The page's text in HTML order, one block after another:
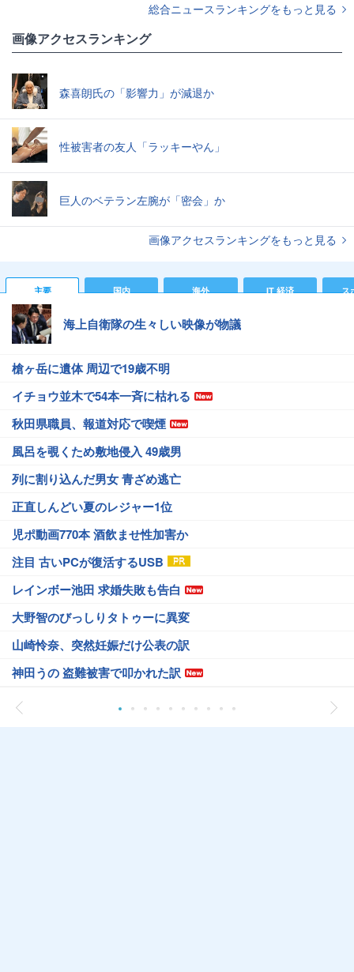
総合ニュースランキングをもっと見る
画像アクセスランキング
森喜朗氏の「影響力」が減退か
性被害者の友人「ラッキーやん」
巨人のベテラン左腕が「密会」か
画像アクセスランキングをもっと見る
主要 国内 海外 IT 経済 ス
海上自衛隊の生々しい映像が物議
槍ヶ岳に遺体 周辺で19歳不明
イチョウ並木で54本一斉に枯れる
秋田県職員、報道対応で喫煙
風呂を覗くため敷地侵入 49歳男
列に割り込んだ男女 青ざめ逃亡
正直しんどい夏のレジャー1位
児ポ動画770本 酒飲ませ性加害か
注目 古いPCが復活するUSB
レインボー池田 求婚失敗も告白
大野智のびっしりタトゥーに異変
山崎怜奈、突然妊娠だけ公表の訳
神田うの 盗難被害で叩かれた訳